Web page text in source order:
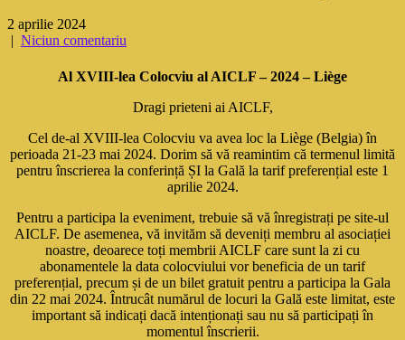
2 aprilie 2024
| Niciun comentariu
Al XVIII-lea Colocviu al AICLF – 2024 – Liège
Dragi prieteni ai AICLF,
Cel de-al XVIII-lea Colocviu va avea loc la Liège (Belgia) în
perioada 21-23 mai 2024. Dorim să vă reamintim că termenul limită
pentru înscrierea la conferință ȘI la Gală la tarif preferențial este 1
aprilie 2024.
Pentru a participa la eveniment, trebuie să vă înregistrați pe site-ul
AICLF. De asemenea, vă invităm să deveniți membru al asociației
noastre, deoarece toți membrii AICLF care sunt la zi cu
abonamentele la data colocviului vor beneficia de un tarif
preferențial, precum și de un bilet gratuit pentru a participa la Gala
din 22 mai 2024. Întrucât numărul de locuri la Gală este limitat, este
important să indicați dacă intenționați sau nu să participați în
momentul înscrierii.